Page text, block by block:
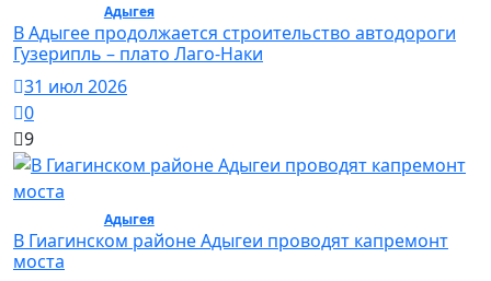
Адыгея/ Общество
В Адыгее продолжается строительство автодороги
Гузерипль – плато Лаго-Наки
31 июл 2026
0
9
Адыгея/ Общество
В Гиагинском районе Адыгеи проводят капремонт
моста